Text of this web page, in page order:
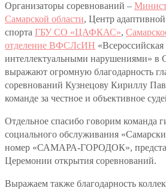
Организаторы соревнований –
Самарской области, Центр
спорта ГБУ СО «ЦАФКАС»,
отделение ВФСЛсИН
интеллектуальными нарушениями» в
выражают огромную благодарность
соревнований Кузнецову Кириллу
команде за честное и объективное
Отдельное спасибо говорим команда
социального обслуживания
номер «САМАРА-ГОРОДОК»,
Церемонии открытия соревнований.
Выражаем также благодарность